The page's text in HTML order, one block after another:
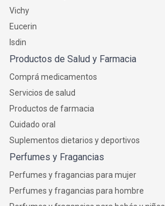
Vichy
Eucerin
Isdin
Productos de Salud y Farmacia
Comprá medicamentos
Servicios de salud
Productos de farmacia
Cuidado oral
Suplementos dietarios y deportivos
Perfumes y Fragancias
Perfumes y fragancias para mujer
Perfumes y fragancias para hombre